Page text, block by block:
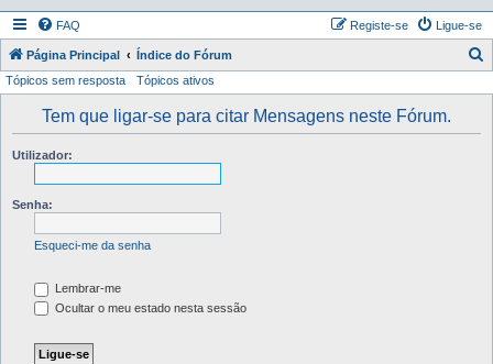
FAQ Ligue-se
Registe-se
Página Principal Índice do Fórum
Tópicos sem resposta Tópicos ativos
Tem que ligar-se para citar Mensagens neste Fórum.
Utilizador:
Senha:
Esqueci-me da senha
Lembrar-me
Ocultar o meu estado nesta sessão